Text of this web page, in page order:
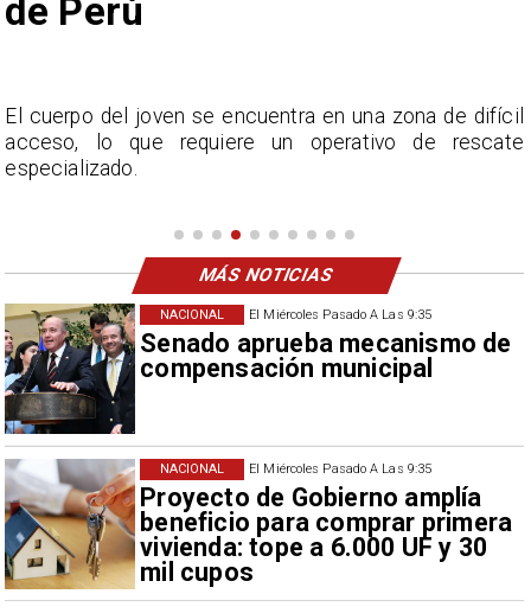
El Miércoles Pasado A Las 9:35
Senado aprueba mecanismo de
compensación municipal
NACIONAL
El Miércoles Pasado A Las 9:35
Proyecto de Gobierno amplía
beneficio para comprar primera
vivienda: tope a 6.000 UF y 30
mil cupos
NACIONAL
de Perú
El cuerpo del joven se encuentra en una zona de difícil
acceso, lo que requiere un operativo de rescate
especializado.
MÁS NOTICIAS